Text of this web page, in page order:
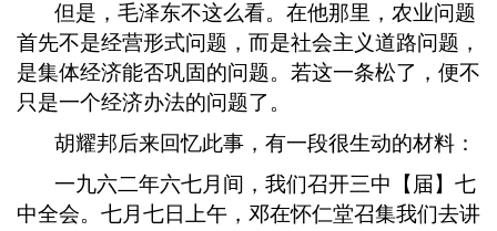
但是，毛泽东不这么看。在他那里，农业问题
首先不是经营形式问题，而是社会主义道路问题，
是集体经济能否巩固的问题。若这一条松了，便不
只是一个经济办法的问题了。
胡耀邦后来回忆此事，有一段很生动的材料：
一九六二年六七月间，我们召开三中【届】七
中全会。七月七日上午，邓在怀仁堂召集我们去讲